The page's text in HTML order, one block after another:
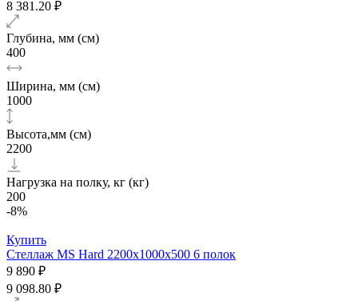
8 381.20 ₽
Глубина, мм (см)
400
Ширина, мм (см)
1000
Высота,мм (см)
2200
Нагрузка на полку, кг (кг)
200
-8%
Купить
Стеллаж MS Hard 2200х1000x500 6 полок
9 890 ₽
9 098.80 ₽